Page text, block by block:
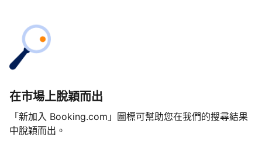
在市場上脫穎而出
「新加入 Booking.com」圖標可幫助您在我們的搜尋結果
中脫穎而出。